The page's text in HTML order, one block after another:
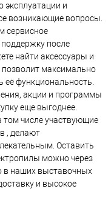
эксплуатации и
возникающие вопросы.
сервисное
после
найти аксессуары и
максимально
её функциональность.
акции и программы
еще выгоднее.
том числе участвующие
, делают
Оставить
можно через
в наших выставочных
и высокое